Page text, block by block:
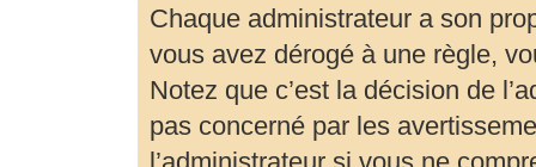
Chaque administrateur a son
vous avez dérogé à une règle,
Notez que c’est la décision de
pas concerné par les
l’administrateur si vous ne